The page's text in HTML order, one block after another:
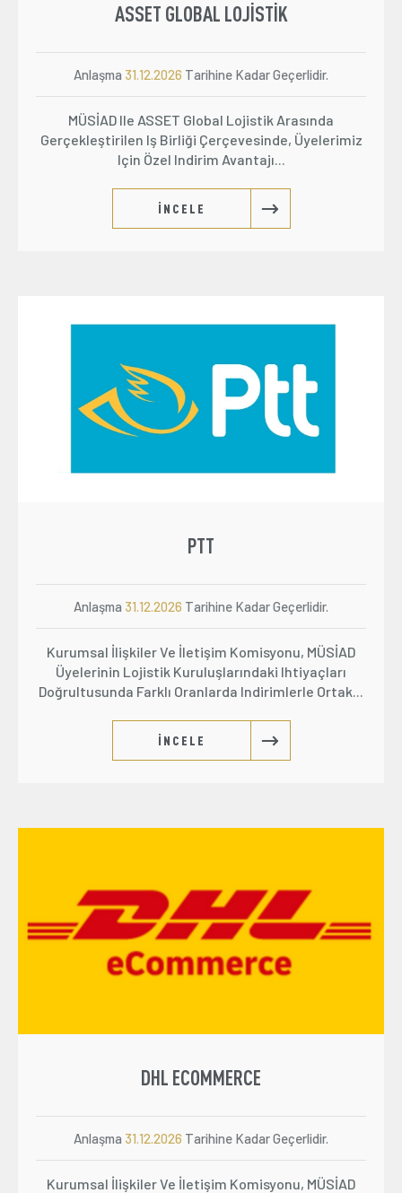
ASSET GLOBAL LOJISTIK
Anlaşma 31.12.2026 Tarihine Kadar Geçerlidir.
MÜSİAD Ile ASSET Global Lojistik Arasında
Gerçekleştirilen Iş Birliği Çerçevesinde, Üyelerimiz
Için Özel Indirim Avantajı...
İNCELE
PTT
Anlaşma 31.12.2026 Tarihine Kadar Geçerlidir.
Kurumsal İlişkiler Ve İletişim Komisyonu, MÜSİAD
Üyelerinin Lojistik Kuruluşlarındaki Ihtiyaçları
Doğrultusunda Farklı Oranlarda Indirimlerle Ortak...
İNCELE
DHL ECOMMERCE
Anlaşma 31.12.2026 Tarihine Kadar Geçerlidir.
Kurumsal İlişkiler Ve İletişim Komisyonu, MÜSİAD